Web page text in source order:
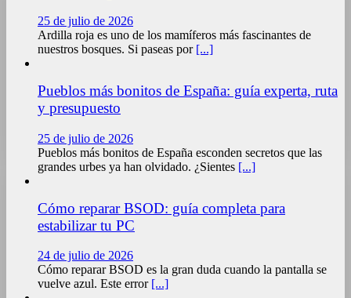
25 de julio de 2026
Ardilla roja es uno de los mamíferos más fascinantes de
nuestros bosques. Si paseas por [...]
Pueblos más bonitos de España: guía experta, ruta
y presupuesto
25 de julio de 2026
Pueblos más bonitos de España esconden secretos que las
grandes urbes ya han olvidado. ¿Sientes [...]
Cómo reparar BSOD: guía completa para
estabilizar tu PC
24 de julio de 2026
Cómo reparar BSOD es la gran duda cuando la pantalla se
vuelve azul. Este error [...]